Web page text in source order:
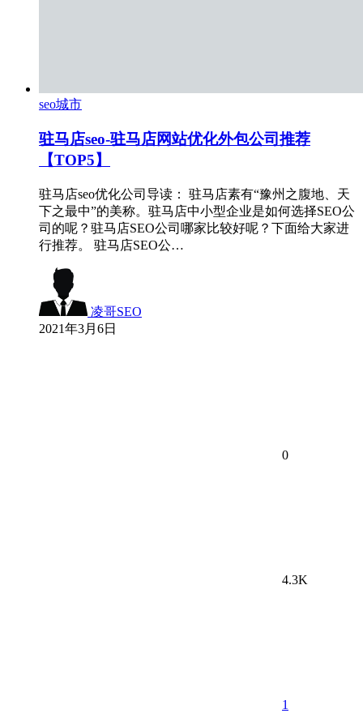
seo城市
驻马店seo-驻马店网站优化外包公司推荐
【TOP5】
驻马店seo优化公司导读： 驻马店素有“豫州之腹地、天
下之最中”的美称。驻马店中小型企业是如何选择SEO公
司的呢？驻马店SEO公司哪家比较好呢？下面给大家进
行推荐。 驻马店SEO公…
凌哥SEO
2021年3月6日
0
4.3K
1